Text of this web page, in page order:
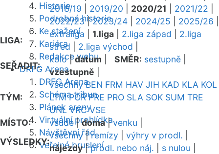
Historie
Podrobná historie
Ke stažení
Kariéra
Redakce webu
DRFG Arena
DRFG Arena
Schéma tribun
Plánek areny
Virtuální prohlídka
Návštěvní řád
Veřejné bruslení
2018/19
2019/20 2020/21 2021/22
2022/23|2023/24 2024/25 2025/26
LIGA:
extraliga 1.liga 2.liga západ
2.liga
střed
2.liga východ
SEŘADIT:
kolo|datum SMĚR: sestupně
vzestupně
TÝM:
všechny BEN FRM HAV JIH KAD KLA KOL
LTM POR PRE PRO SLA SOK SUM TRE
UNL VRC VSE
MÍSTO:
všude|doma|venku
VÝSLEDKY:
všechny|remízy výhry v prodl.
nájezdy|prodl. nebo náj. s nulou